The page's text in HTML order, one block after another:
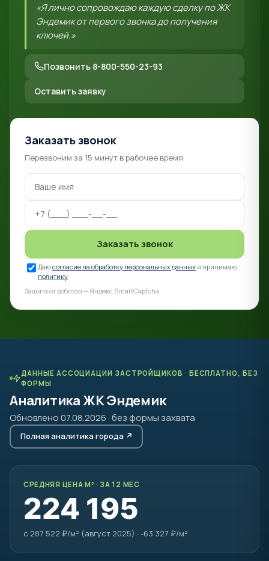
«Я лично сопровождаю каждую сделку по ЖК
Эндемик от первого звонка до получения
ключей.»
Позвонить 8-800-550-23-93
Оставить заявку
Заказать звонок
Перезвоним за 15 минут в рабочее время.
Заказать звонок
Даюсогласие на обработку персональных данных и принимаю
политику
Защита от роботов — Яндекс SmartCaptcha.
ДАННЫЕ АССОЦИАЦИИ ЗАСТРОЙЩИКОВ · БЕСПЛАТНО, БЕЗ
ФОРМЫ
Аналитика ЖК Эндемик
Обновлено 07.08.2026 · без формы захвата
Полная аналитика города ↗
СРЕДНЯЯ ЦЕНА М² · ЗА 12 МЕС
224 195
с 287 522 ₽/м² (август 2025) · -63 327 ₽/м²